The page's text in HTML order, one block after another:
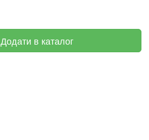
Додати в каталог